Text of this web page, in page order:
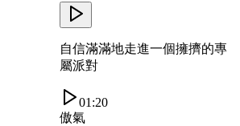
自信滿滿地走進一個擁擠的專
屬派對
01:20
傲氣